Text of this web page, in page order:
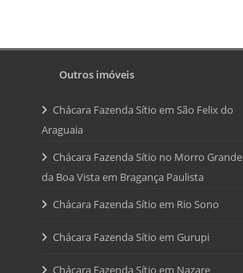
Outros imóveis
Chácara Fazenda Sítio em São Felix do
Araguaia
Chácara Fazenda Sítio no Morro Grande
da Boa Vista em Bragança Paulista
Chácara Fazenda Sítio em Rio Sono
Chácara Fazenda Sítio em Gurupi